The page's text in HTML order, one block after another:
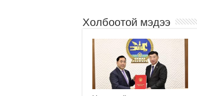
Холбоотой мэдээ